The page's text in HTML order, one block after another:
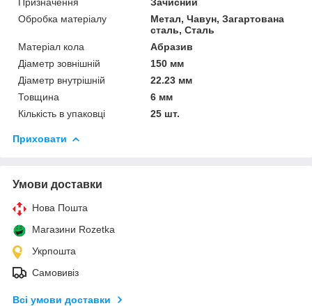
Обробка матеріалу
Метал, Чавун, Загартована
сталь, Сталь
Матеріал кола
Абразив
Діаметр зовнішній
150 мм
Діаметр внутрішній
22.23 мм
Товщина
6 мм
Кількість в упаковці
25 шт.
Приховати
Умови доставки
Нова Пошта
Магазини Rozetka
Укрпошта
Самовивіз
Всі умови доставки